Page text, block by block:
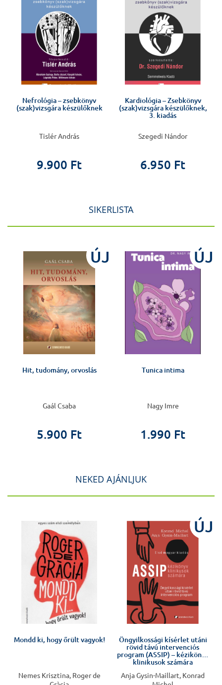
Nefrológia – zsebkönyv
(szak)vizsgára készülőknek
Tislér András
9.900 Ft
Kardiológia – Zsebkönyv
(szak)vizsgára készülőknek,
3. kiadás
Szegedi Nándor
6.950 Ft
SIKERLISTA
ÚJ
Hit, tudomány, orvoslás
Gaál Csaba
5.900 Ft
ÚJ
Tunica intima
Nagy Imre
1.990 Ft
NEKED AJÁNLJUK
Mondd ki, hogy őrült vagyok!
Nemes Krisztina, Roger de
ÚJ
Öngyilkossági kísérlet utáni
rövid távú intervenciós
program (ASSIP) – kézikönyv
klinikusok számára
Anja Gysin-Maillart, Konrad